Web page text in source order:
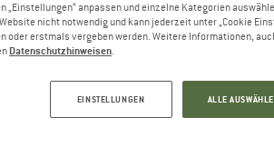
4 min 1 Kommentar
Markt gebracht, das vom
„Einstellungen“ anpassen und einzelne Kategorien
nicht notwendig und kann jederzeit unter „Cookie
oder erstmals vergeben werden. Weitere Informationen,
Datenschutzhinweisen.
EINSTELLUNGEN ALLE